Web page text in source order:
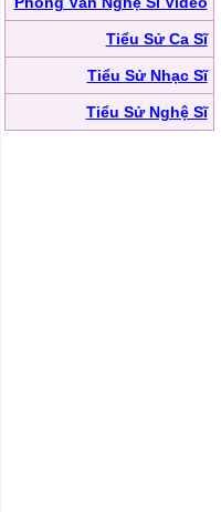
Tiểu Sử Ca Sĩ
Tiểu Sử Nhạc Sĩ
Tiểu Sử Nghệ Sĩ